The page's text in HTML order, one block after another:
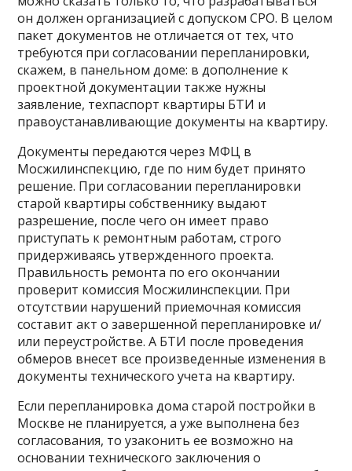
он должен организацией с допуском СРО. В целом
пакет документов не отличается от тех, что
требуются при согласовании перепланировки,
скажем, в панельном доме: в дополнение к
проектной документации также нужны
заявление, техпаспорт квартиры БТИ и
правоустанавливающие документы на квартиру.
Документы передаются через МФЦ в
Мосжилинспекцию, где по ним будет принято
решение. При согласовании перепланировки
старой квартиры собственнику выдают
разрешение, после чего он имеет право
приступать к ремонтным работам, строго
придерживаясь утвержденного проекта.
Правильность ремонта по его окончании
проверит комиссия Мосжилинспекции. При
отсутствии нарушений приемочная комиссия
составит акт о завершенной перепланировке и/
или переустройстве. А БТИ после проведения
обмеров внесет все произведенные изменения в
документы технического учета на квартиру.
Если перепланировка дома старой постройки в
Москве не планируется, а уже выполнена без
согласования, то узаконить ее возможно на
основании технического заключения о